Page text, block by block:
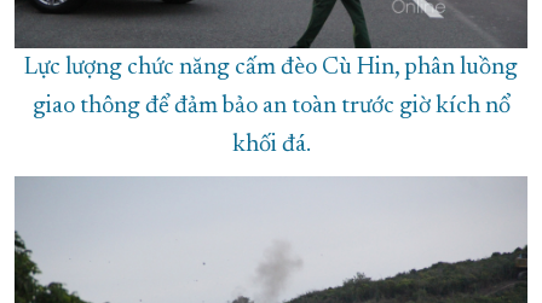
Lực lượng chức năng cấm đèo Cù Hin, phân luồng
giao thông để đảm bảo an toàn trước giờ kích nổ
khối đá.